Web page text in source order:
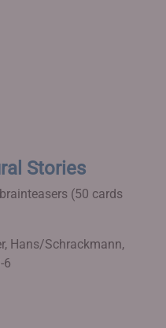
Stories
(50 cards
Hans/Schrackmann,
6